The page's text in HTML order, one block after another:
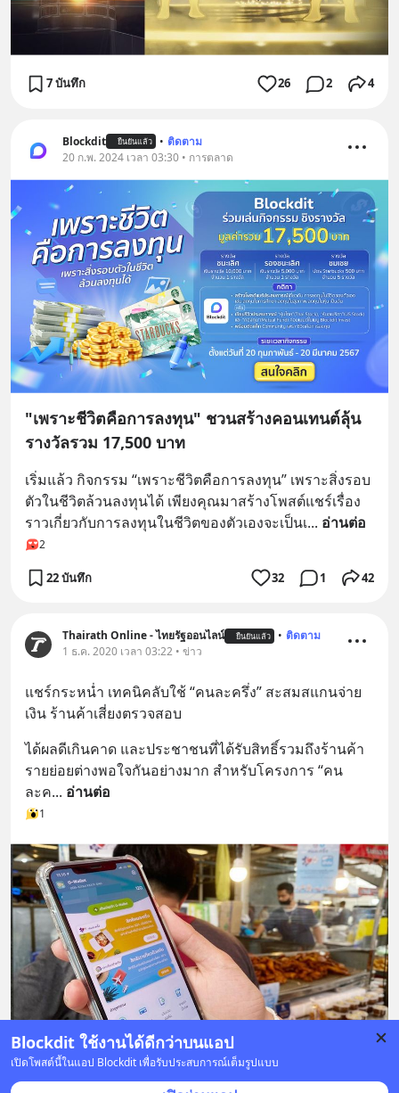
Blockdit ใช้งานได้ดีกว่าบนแอป
เปิดโพสต์นี้ในแอป Blockdit เพื่อรับประสบการณ์เต็มรูปแบบ
7 บันทึก 26 2 4
Blockdit ยืนยันแล้ว • ติดตาม
20 ก.พ. 2024 เวลา 03:30 • การตลาด
"เพราะชีวิตคือการลงทุน" ชวนสร้างคอนเทนต์ลุ้น
รางวัลรวม 17,500 บาท
เริ่มแล้ว กิจกรรม “เพราะชีวิตคือการลงทุน” เพราะสิ่งรอบ
ตัวในชีวิตล้วนลงทุนได้ เพียงคุณมาสร้างโพสต์แชร์เรื่อง
ราวเกี่ยวกับการลงทุนในชีวิตของตัวเองจะเป็นเ... อ่านต่อ
2
22 บันทึก 32 1 42
Thairath Online - ไทยรัฐออนไลน์ ยืนยันแล้ว • ติดตาม
1 ธ.ค. 2020 เวลา 03:22 • ข่าว
แชร์กระหน่ำ เทคนิคลับใช้ “คนละครึ่ง” สะสมสแกนจ่าย
เงิน ร้านค้าเสี่ยงตรวจสอบ
ได้ผลดีเกินคาด และประชาชนที่ได้รับสิทธิ์รวมถึงร้านค้า
รายย่อยต่างพอใจกันอย่างมาก สำหรับโครงการ “คน
ละค... อ่านต่อ
1
2 บันทึก 8 1 4